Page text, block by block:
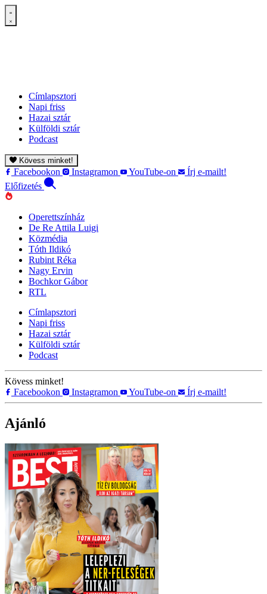
Címlapsztori
Napi friss
Hazai sztár
Külföldi sztár
Podcast
Kövess minket!
Facebookon Instagramon YouTube-on
Írj e-mailt!
Előfizetés
Operettszínház
De Re Attila Luigi
Közmédia
Tóth Ildikó
Rubint Réka
Nagy Ervin
Bochkor Gábor
RTL
Címlapsztori
Napi friss
Hazai sztár
Külföldi sztár
Podcast
Kövess minket!
Facebookon
Instagramon YouTube-on Írj e-mailt!
Ajánló